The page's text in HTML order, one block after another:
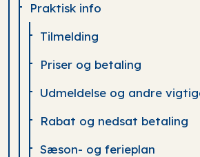
Praktisk info
Tilmelding
Priser og betaling
Udmeldelse og andre
Rabat og nedsat betaling
Sæson- og ferieplan